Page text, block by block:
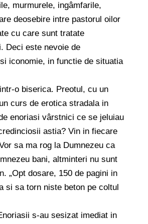
murmurele, ingâmfarile,
deosebire intre pastorul oilor
cu care sunt tratate
Deci este nevoie de
iconomie, in functie de situatia
o biserica. Preotul, cu un
curs de erotica stradala in
enoriasi vârstnici ce se jeluiau
astia? Vin in fiecare
sa ma rog la Dumnezeu ca
bani, altminteri nu sunt
„Opt dosare, 150 de pagini in
si sa torn niste beton pe coltul
s-au sesizat imediat in